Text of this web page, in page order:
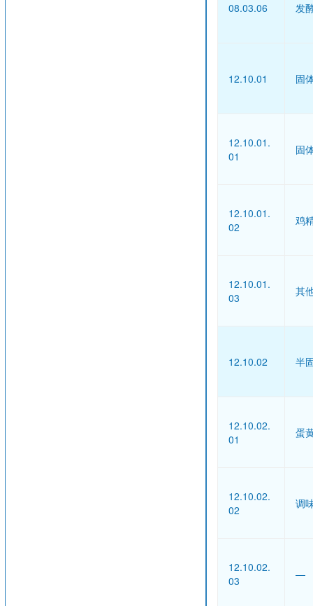
08.03.06 发
12.10.01 固
12.10.01.
01
固
12.10.01.
02
鸡
12.10.01.
03
其
12.10.02 半
12.10.02.
01
蛋
12.10.02.
02
调
12.10.02.
03
—